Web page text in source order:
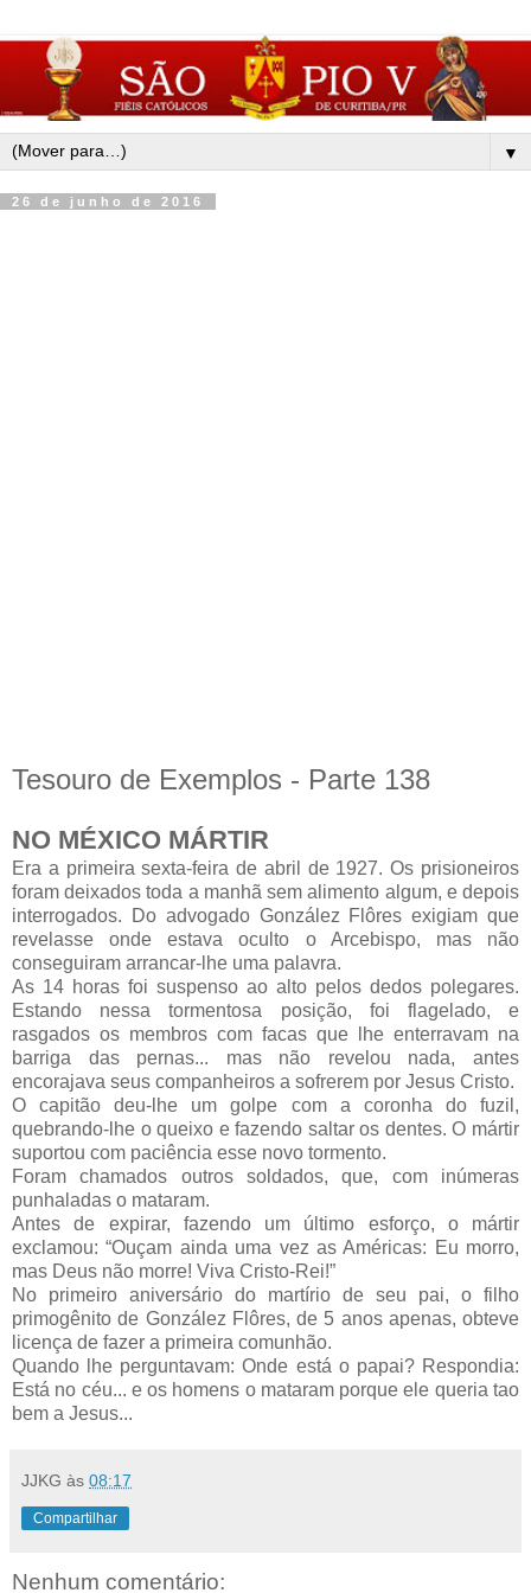
▼
26 de junho de 2016
Tesouro de Exemplos - Parte 138
NO MÉXICO MÁRTIR
Era a primeira sexta-feira de abril de 1927. Os prisioneiros
foram deixados toda a manhã sem alimento algum, e depois
interrogados. Do advogado González Flôres exigiam que
revelasse onde estava oculto o Arcebispo, mas não
conseguiram arrancar-lhe uma palavra.
As 14 horas foi suspenso ao alto pelos dedos polegares.
Estando nessa tormentosa posição, foi flagelado, e
rasgados os membros com facas que lhe enterravam na
barriga das pernas... mas não revelou nada, antes
encorajava seus companheiros a sofrerem por Jesus Cristo.
O capitão deu-lhe um golpe com a coronha do fuzil,
quebrando-lhe o queixo e fazendo saltar os dentes. O mártir
suportou com paciência esse novo tormento.
Foram chamados outros soldados, que, com inúmeras
punhaladas o mataram.
Antes de expirar, fazendo um último esforço, o mártir
exclamou: “Ouçam ainda uma vez as Américas: Eu morro,
mas Deus não morre! Viva Cristo-Rei!”
No primeiro aniversário do martírio de seu pai, o filho
primogênito de González Flôres, de 5 anos apenas, obteve
licença de fazer a primeira comunhão.
Quando lhe perguntavam: Onde está o papai? Respondia:
Está no céu... e os homens o mataram porque ele queria tao
bem a Jesus...
JJKG às 08:17
Compartilhar
Nenhum comentário: